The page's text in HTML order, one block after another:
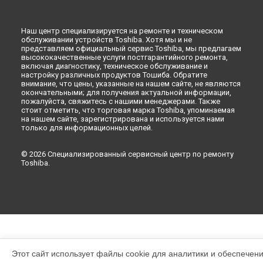
Наш центр специализируется на ремонте и техническом
обслуживании устройств Toshiba. Хотя мы и не
представляем официальный сервис Toshiba, мы предлагаем
высококачественные услуги постгарантийного ремонта,
включая диагностику, техническое обслуживание и
настройку различных продуктов Тошиба. Обратите
внимание, что цены, указанные на нашем сайте, не являются
окончательными; для получения актуальной информации,
пожалуйста, свяжитесь с нашими менеджерами. Также
стоит отметить, что торговая марка Toshiba, упоминаемая
на нашем сайте, зарегистрирована и используется нами
только для информационных целей.
© 2026 Специализированный сервисный центр по ремонту
Toshiba.
Этот сайт использует файлы cookie для аналитики и